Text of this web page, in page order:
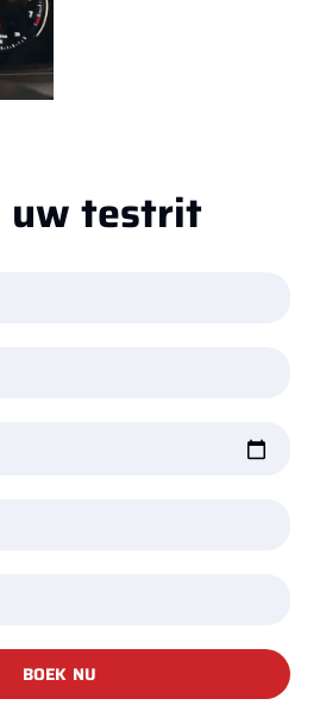
uw testrit
BOEK NU